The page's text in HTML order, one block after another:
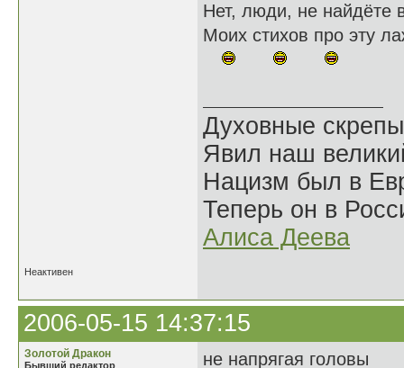
Нет, люди, не найдёте
Моих стихов про эту
Духовные
Явил наш
Нацизм был в
Теперь он в
Алиса Деева
Неактивен
2006-05-15 14:37:15
Золотой Дракон
Бывший редактор не напрягая головы